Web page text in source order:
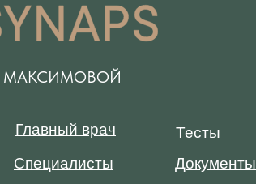
МАКСИМОВОЙ
Специалисты Документы
Главный врач Тесты